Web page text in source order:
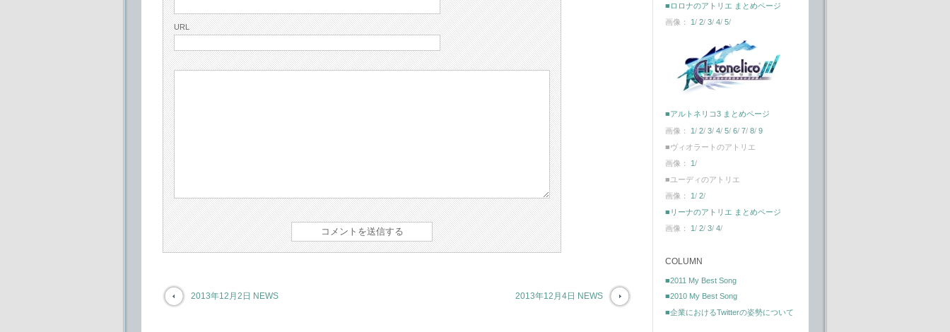
URL
2013年12月2日 NEWS 2013年12月4日 NEWS
■ロロナのアトリエ まとめページ
画像： 1 / 2/ 3/ 4/ 5/
■アルトネリコ3 まとめページ
画像： 1/ 2/ 3/ 4/ 5/ 6/ 7/ 8/ 9
■ヴィオラートのアトリエ
画像： 1/
■ユーディのアトリエ
画像： 1/ 2/
■リーナのアトリエ まとめページ
画像： 1/ 2/ 3/ 4/
COLUMN
■2011 My Best Song
■2010 My Best Song
■企業におけるTwitterの姿勢について